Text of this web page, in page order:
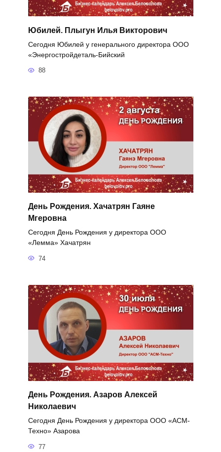
Юбилей. Плыгун Илья Викторович
Сегодня Юбилей у генерального директора ООО
«Энергостройдеталь-Бийский
88
День Рождения. Хачатрян Гаяне
Мгеровна
Сегодня День Рождения у директора ООО
«Лемма» Хачатрян
74
День Рождения. Азаров Алексей
Николаевич
Сегодня День Рождения у директора ООО «АСМ-
Техно» Азарова
77